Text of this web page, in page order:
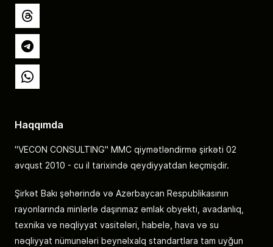
Threads
Telegram
Whatsapp
Haqqımda
"VECON CONSULTING" MMC qiymətləndirmə şirkəti 02
avqust 2010 - cu il tarixində qeydiyyatdan keçmişdir.
Şirkət Bakı şəhərində və Azərbaycan Respublikasının
rayonlarında minlərlə daşınmaz əmlak obyekti, avadanlıq,
texnika və nəqliyyat vasitələri, habelə, hava və su
nəqliyyat nümunələri beynəlxalq standartlara tam uyğun